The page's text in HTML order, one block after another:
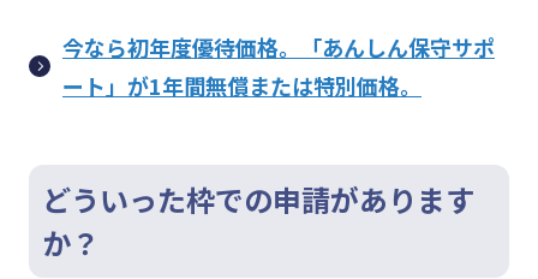
今なら初年度優待価格。「あんしん保守サポ
ート」が1年間無償または特別価格。
どういった枠での申請があります
か？